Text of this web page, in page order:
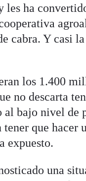
les ha
cabra. Y casi
los 1.400
no descarta
al bajo nivel de
tener que hacer
expuesto.
una